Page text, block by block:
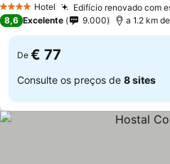
4 EstrelasHotel Edifício renovado com
8,6 Excelente 9.000 a 1.2 km
De € 77
Consulte os preços de 8 sites